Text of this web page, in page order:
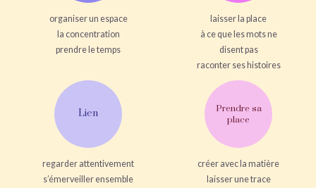
organiser un espace
la concentration
prendre le temps
laisser la place
à ce que les mots ne
disent pas
raconter ses histoires
Lien
regarder attentivement
s’émerveiller ensemble
Prendre sa
place
créer avec la matière
laisser une trace